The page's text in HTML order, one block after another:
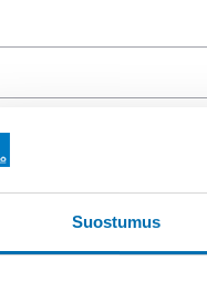
Suostumus
(€)